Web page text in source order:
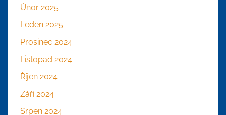
Únor 2025
Leden 2025
Prosinec 2024
Listopad 2024
Říjen 2024
Září 2024
Srpen 2024